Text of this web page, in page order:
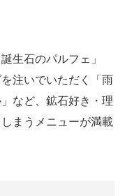
生石のパルフェ」
注いでいただく「雨
など、鉱石好き・理
まうメニューが満載